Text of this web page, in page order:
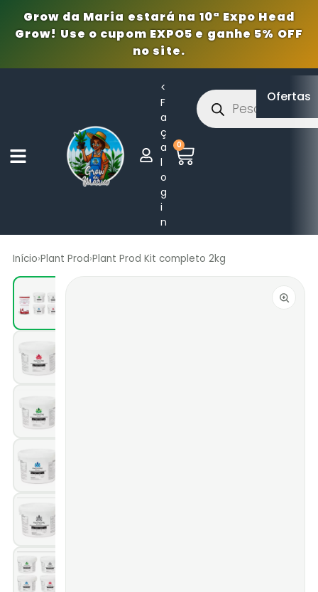
Grow da Maria estará na 10ª Expo Head
Grow! Use o cupom EXPO5 e ganhe 5% OFF
no site.
<
F
a
ç
a
l
o
g
i
n
0
Ofertas
Início›Plant Prod›Plant Prod Kit completo 2kg